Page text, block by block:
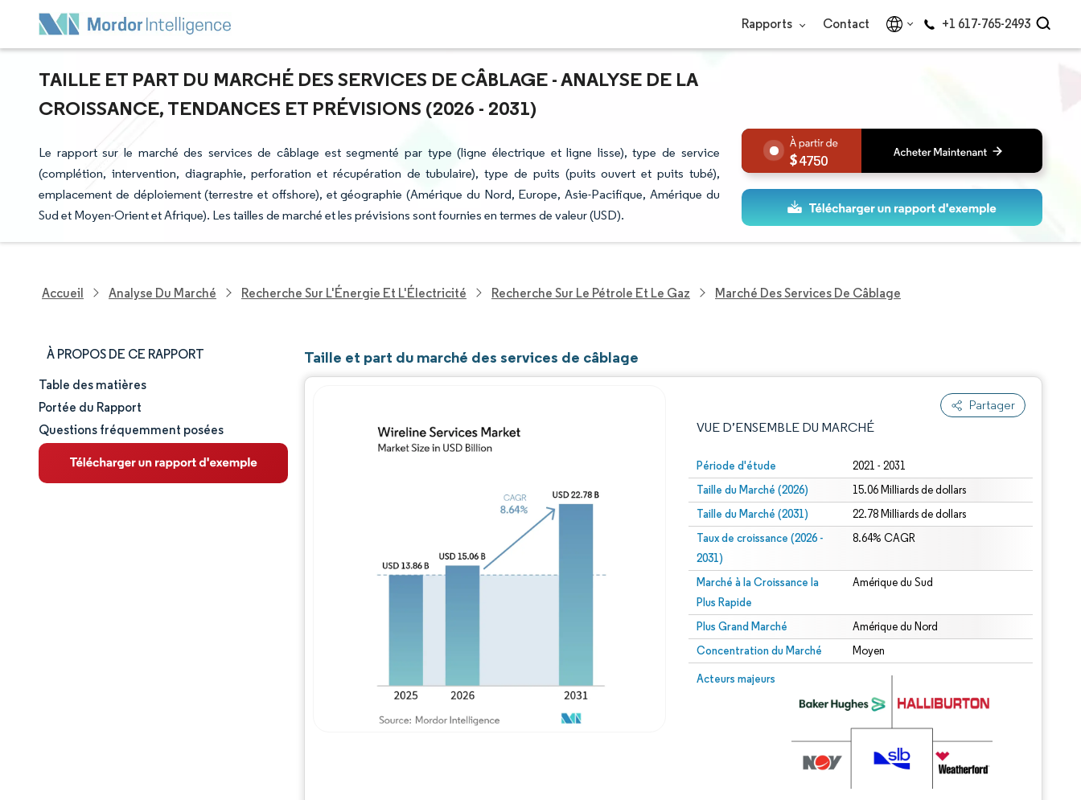
Rapports Contact +1 617-765-2493
TAILLE ET PART DU MARCHÉ DES SERVICES DE CÂBLAGE - ANALYSE DE LA
CROISSANCE, TENDANCES ET PRÉVISIONS (2026 - 2031)
Le rapport sur le marché des services de câblage est segmenté par type (ligne électrique et ligne lisse), type de service
(complétion, intervention, diagraphie, perforation et récupération de tubulaire), type de puits (puits ouvert et puits tubé),
emplacement de déploiement (terrestre et offshore), et géographie (Amérique du Nord, Europe, Asie-Pacifique, Amérique du
Sud et Moyen-Orient et Afrique). Les tailles de marché et les prévisions sont fournies en termes de valeur (USD).
4750
Accueil Analyse Du Marché Recherche Sur L'Énergie Et L'Électricité Recherche Sur Le Pétrole Et Le Gaz Marché Des Services De Câblage
À PROPOS DE CE RAPPORT
Taille et part de marché
Analyse du marché
Tendances et perspectives
Table des matières
Portée du Rapport
Questions fréquemment posées
Taille et part du marché des services de câblage
Partager
VUE D’ENSEMBLE DU MARCHÉ
Période d'étude 2021 - 2031
Taille du Marché (2026) 15.06 Milliards de dollars
Taille du Marché (2031) 22.78 Milliards de dollars
Taux de croissance (2026 -
2031)
8.64% CAGR
Marché à la Croissance la
Plus Rapide
Amérique du Sud
Plus Grand Marché Amérique du Nord
Concentration du Marché Moyen
Acteurs majeurs
Image © Mordor Intelligence. La réutilisation nécessite une attribution sous CC BY 4.0.
Image © Mordor Intelligence. La réutilisation nécessite une attribution sous CC BY 4.0.